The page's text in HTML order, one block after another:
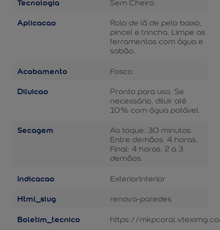
Sem Cheiro
Aplicacao
Rolo de lã de pelo baixo,
pincel e trincha. Limpe as
ferramentas com água e
sabão.
Acabamento Fosco
Diluicao
Pronto para uso. Se
necessário, diluir até
10% com água potável.
Secagem
Ao toque: 30 minutos.
Entre demãos: 4 horas.
Final: 4 horas. 2 a 3
demãos.
Indicacao ExteriorInterior
Html_slug renova-paredes
Boletim_tecnico https://